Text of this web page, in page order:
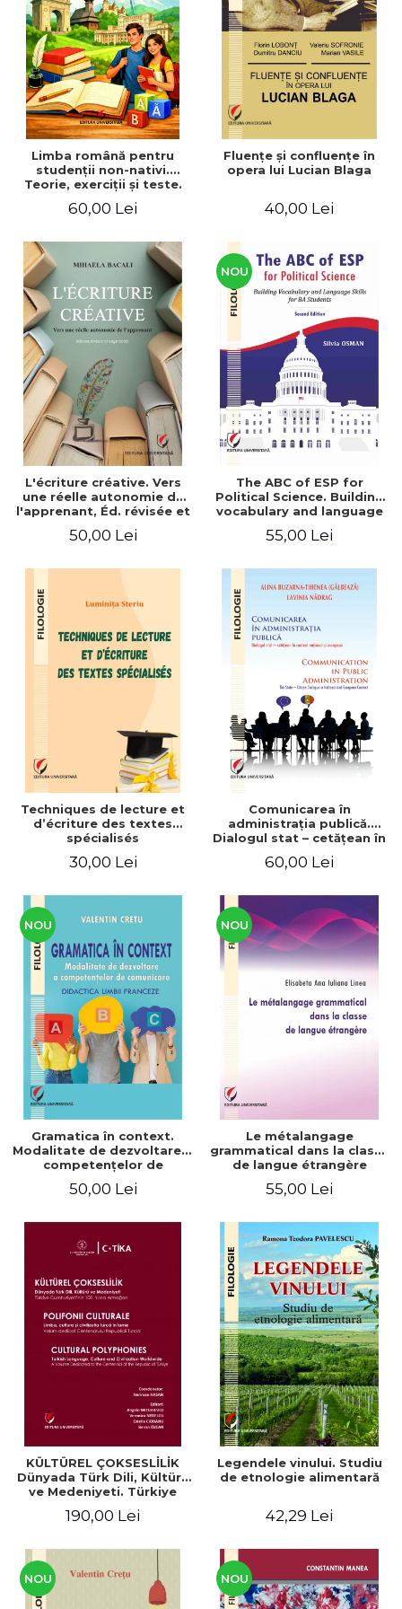
ADMINISTRATIVE
ȘTIINȚE ECONOMICE
ȘTIINȚE EXACTE
EDUCAȚIE FIZICĂ ȘI SPORT
PREUNIVERSITARIA
TIMP LIBER
ÎN CURS DE APARIȚIE
NOUTĂȚI
PACHETE DE STUDIU
ULTIMELE EXEMPLARE
Cum Cumpăr
Livrare
Politica de Retur
Formular de Retur
Distribuitori
Limba română pentru
studenţii non-nativi.
Teorie, exerciţii şi teste.
60,00 Lei
Fluenţe şi confluenţe în
opera lui Lucian Blaga
40,00 Lei
L'écriture créative. Vers
une réelle autonomie de
l'apprenant, Éd. révisée et
50,00 Lei
NOU
The ABC of ESP for
Political Science. Building
vocabulary and language
55,00 Lei
Techniques de lecture et
d’écriture des textes
spécialisés
30,00 Lei
Comunicarea în
administraţia publică.
Dialogul stat – cetăţean în
european / Communication
The state-citizen dialogue
in national and European
context
60,00 Lei
NOU
Gramatica în context.
Modalitate de dezvoltare a
competenţelor de
limbii franceze
50,00 Lei
NOU
Le métalangage
grammatical dans la classe
de langue étrangère
55,00 Lei
KÜLTÜREL ÇOKSESLİLİK
Dünyada Türk Dili, Kültürü
ve Medeniyeti. Türkiye
Armağan/ POLIFONII
și civilizația turcă în lume.
Centenarului
190,00 Lei
Legendele vinului. Studiu
de etnologie alimentară
42,29 Lei
NOU NOU